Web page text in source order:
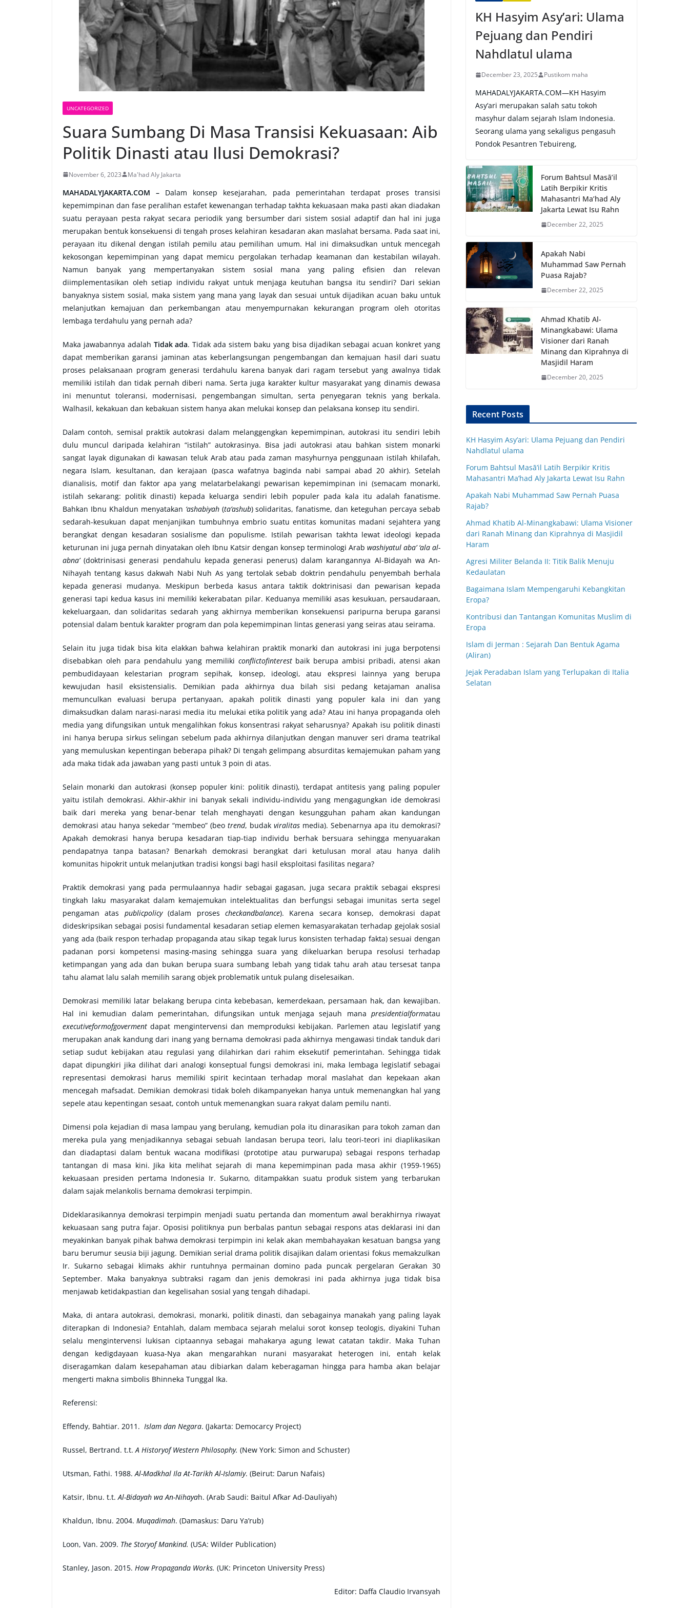
UNCATEGORIZED
Suara Sumbang Di Masa Transisi Kekuasaan: Aib
Politik Dinasti atau Ilusi Demokrasi?
November 6, 2023 Ma'had Aly Jakarta
MAHADALYJAKARTA.COM – Dalam konsep kesejarahan, pada pemerintahan terdapat proses transisi
kepemimpinan dan fase peralihan estafet kewenangan terhadap takhta kekuasaan maka pasti akan diadakan
suatu perayaan pesta rakyat secara periodik yang bersumber dari sistem sosial adaptif dan hal ini juga
merupakan bentuk konsekuensi di tengah proses kelahiran kesadaran akan maslahat bersama. Pada saat ini,
perayaan itu dikenal dengan istilah pemilu atau pemilihan umum. Hal ini dimaksudkan untuk mencegah
kekosongan kepemimpinan yang dapat memicu pergolakan terhadap keamanan dan kestabilan wilayah.
Namun banyak yang mempertanyakan sistem sosial mana yang paling efisien dan relevan
diimplementasikan oleh setiap individu rakyat untuk menjaga keutuhan bangsa itu sendiri? Dari sekian
banyaknya sistem sosial, maka sistem yang mana yang layak dan sesuai untuk dijadikan acuan baku untuk
melanjutkan kemajuan dan perkembangan atau menyempurnakan kekurangan program oleh otoritas
lembaga terdahulu yang pernah ada?
Maka jawabannya adalah Tidak ada. Tidak ada sistem baku yang bisa dijadikan sebagai acuan konkret yang
dapat memberikan garansi jaminan atas keberlangsungan pengembangan dan kemajuan hasil dari suatu
proses pelaksanaan program generasi terdahulu karena banyak dari ragam tersebut yang awalnya tidak
memiliki istilah dan tidak pernah diberi nama. Serta juga karakter kultur masyarakat yang dinamis dewasa
ini menuntut toleransi, modernisasi, pengembangan simultan, serta penyegaran teknis yang berkala.
Walhasil, kekakuan dan kebakuan sistem hanya akan melukai konsep dan pelaksana konsep itu sendiri.
Dalam contoh, semisal praktik autokrasi dalam melanggengkan kepemimpinan, autokrasi itu sendiri lebih
dulu muncul daripada kelahiran “istilah” autokrasinya. Bisa jadi autokrasi atau bahkan sistem monarki
sangat layak digunakan di kawasan teluk Arab atau pada zaman masyhurnya penggunaan istilah khilafah,
negara Islam, kesultanan, dan kerajaan (pasca wafatnya baginda nabi sampai abad 20 akhir). Setelah
dianalisis, motif dan faktor apa yang melatarbelakangi pewarisan kepemimpinan ini (semacam monarki,
istilah sekarang: politik dinasti) kepada keluarga sendiri lebih populer pada kala itu adalah fanatisme.
Bahkan Ibnu Khaldun menyatakan ‘ashabiyah(ta’ashub) solidaritas, fanatisme, dan keteguhan percaya sebab
sedarah-kesukuan dapat menjanjikan tumbuhnya embrio suatu entitas komunitas madani sejahtera yang
berangkat dengan kesadaran sosialisme dan populisme. Istilah pewarisan takhta lewat ideologi kepada
keturunan ini juga pernah dinyatakan oleh Ibnu Katsir dengan konsep terminologi Arab washiyatul aba’ ‘ala al-
abna’(doktrinisasi generasi pendahulu kepada generasi penerus) dalam karangannya Al-Bidayah wa An-
Nihayah tentang kasus dakwah Nabi Nuh As yang tertolak sebab doktrin pendahulu penyembah berhala
kepada generasi mudanya. Meskipun berbeda kasus antara taktik doktrinisasi dan pewarisan kepada
generasi tapi kedua kasus ini memiliki kekerabatan pilar. Keduanya memiliki asas kesukuan, persaudaraan,
kekeluargaan, dan solidaritas sedarah yang akhirnya memberikan konsekuensi paripurna berupa garansi
potensial dalam bentuk karakter program dan pola kepemimpinan lintas generasi yang seiras atau seirama.
Selain itu juga tidak bisa kita elakkan bahwa kelahiran praktik monarki dan autokrasi ini juga berpotensi
disebabkan oleh para pendahulu yang memiliki conflictofinterestbaik berupa ambisi pribadi, atensi akan
pembudidayaan kelestarian program sepihak, konsep, ideologi, atau ekspresi lainnya yang berupa
kewujudan hasil eksistensialis. Demikian pada akhirnya dua bilah sisi pedang ketajaman analisa
memunculkan evaluasi berupa pertanyaan, apakah politik dinasti yang populer kala ini dan yang
dimaksudkan dalam narasi-narasi media itu melukai etika politik yang ada? Atau ini hanya propaganda oleh
media yang difungsikan untuk mengalihkan fokus konsentrasi rakyat seharusnya? Apakah isu politik dinasti
ini hanya berupa sirkus selingan sebelum pada akhirnya dilanjutkan dengan manuver seri drama teatrikal
yang memuluskan kepentingan beberapa pihak? Di tengah gelimpang absurditas kemajemukan paham yang
ada maka tidak ada jawaban yang pasti untuk 3 poin di atas.
Selain monarki dan autokrasi (konsep populer kini: politik dinasti), terdapat antitesis yang paling populer
yaitu istilah demokrasi. Akhir-akhir ini banyak sekali individu-individu yang mengagungkan ide demokrasi
baik dari mereka yang benar-benar telah menghayati dengan kesungguhan paham akan kandungan
demokrasi atau hanya sekedar “membeo” (beo trend, budak viralitas media). Sebenarnya apa itu demokrasi?
Apakah demokrasi hanya berupa kesadaran tiap-tiap individu berhak bersuara sehingga menyuarakan
pendapatnya tanpa batasan? Benarkah demokrasi berangkat dari ketulusan moral atau hanya dalih
komunitas hipokrit untuk melanjutkan tradisi kongsi bagi hasil eksploitasi fasilitas negara?
Praktik demokrasi yang pada permulaannya hadir sebagai gagasan, juga secara praktik sebagai ekspresi
tingkah laku masyarakat dalam kemajemukan intelektualitas dan berfungsi sebagai imunitas serta segel
pengaman atas publicpolicy(dalam prosescheckandbalance). Karena secara konsep, demokrasi dapat
dideskripsikan sebagai posisi fundamental kesadaran setiap elemen kemasyarakatan terhadap gejolak sosial
yang ada (baik respon terhadap propaganda atau sikap tegak lurus konsisten terhadap fakta) sesuai dengan
padanan porsi kompetensi masing-masing sehingga suara yang dikeluarkan berupa resolusi terhadap
ketimpangan yang ada dan bukan berupa suara sumbang lebah yang tidak tahu arah atau tersesat tanpa
tahu alamat lalu salah memilih sarang objek problematik untuk pulang diselesaikan.
Demokrasi memiliki latar belakang berupa cinta kebebasan, kemerdekaan, persamaan hak, dan kewajiban.
Hal ini kemudian dalam pemerintahan, difungsikan untuk menjaga sejauh mana presidentialformatau
executiveformofgoverment dapat mengintervensi dan memproduksi kebijakan. Parlemen atau legislatif yang
merupakan anak kandung dari inang yang bernama demokrasi pada akhirnya mengawasi tindak tanduk dari
setiap sudut kebijakan atau regulasi yang dilahirkan dari rahim eksekutif pemerintahan. Sehingga tidak
dapat dipungkiri jika dilihat dari analogi konseptual fungsi demokrasi ini, maka lembaga legislatif sebagai
representasi demokrasi harus memiliki spirit kecintaan terhadap moral maslahat dan kepekaan akan
mencegah mafsadat. Demikian demokrasi tidak boleh dikampanyekan hanya untuk memenangkan hal yang
sepele atau kepentingan sesaat, contoh untuk memenangkan suara rakyat dalam pemilu nanti.
Dimensi pola kejadian di masa lampau yang berulang, kemudian pola itu dinarasikan para tokoh zaman dan
mereka pula yang menjadikannya sebagai sebuah landasan berupa teori, lalu teori-teori ini diaplikasikan
dan diadaptasi dalam bentuk wacana modifikasi (prototipe atau purwarupa) sebagai respons terhadap
tantangan di masa kini. Jika kita melihat sejarah di mana kepemimpinan pada masa akhir (1959-1965)
kekuasaan presiden pertama Indonesia Ir. Sukarno, ditampakkan suatu produk sistem yang terbarukan
dalam sajak melankolis bernama demokrasi terpimpin.
Dideklarasikannya demokrasi terpimpin menjadi suatu pertanda dan momentum awal berakhirnya riwayat
kekuasaan sang putra fajar. Oposisi politiknya pun berbalas pantun sebagai respons atas deklarasi ini dan
meyakinkan banyak pihak bahwa demokrasi terpimpin ini kelak akan membahayakan kesatuan bangsa yang
baru berumur seusia biji jagung. Demikian serial drama politik disajikan dalam orientasi fokus memakzulkan
Ir. Sukarno sebagai klimaks akhir runtuhnya permainan domino pada puncak pergelaran Gerakan 30
September. Maka banyaknya subtraksi ragam dan jenis demokrasi ini pada akhirnya juga tidak bisa
menjawab ketidakpastian dan kegelisahan sosial yang tengah dihadapi.
Maka, di antara autokrasi, demokrasi, monarki, politik dinasti, dan sebagainya manakah yang paling layak
diterapkan di Indonesia? Entahlah, dalam membaca sejarah melalui sorot konsep teologis, diyakini Tuhan
selalu mengintervensi lukisan ciptaannya sebagai mahakarya agung lewat catatan takdir. Maka Tuhan
dengan kedigdayaan kuasa-Nya akan mengarahkan nurani masyarakat heterogen ini, entah kelak
diseragamkan dalam kesepahaman atau dibiarkan dalam keberagaman hingga para hamba akan belajar
mengerti makna simbolis Bhinneka Tunggal Ika.
Referensi:
Effendy, Bahtiar. 2011. Islam dan Negara. (Jakarta: Democarcy Project)
Russel, Bertrand. t.t.A Historyof Western Philosophy. (New York: Simon and Schuster)
Utsman, Fathi. 1988.Al-Madkhal Ila At-Tarikh Al-Islamiy. (Beirut: Darun Nafais)
Katsir, Ibnu. t.t.Al-Bidayah wa An-Nihayah. (Arab Saudi: Baitul Afkar Ad-Dauliyah)
Khaldun, Ibnu. 2004. Muqadimah. (Damaskus: Daru Ya’rub)
Loon, Van. 2009. The Storyof Mankind. (USA: Wilder Publication)
Stanley, Jason. 2015. How Propaganda Works. (UK: Princeton University Press)
Editor: Daffa Claudio Irvansyah
KH Hasyim Asy’ari: Ulama
Pejuang dan Pendiri
Nahdlatul ulama
December 23, 2025 Pustikom maha
MAHADALYJAKARTA.COM—KH Hasyim
Asy’ari merupakan salah satu tokoh
masyhur dalam sejarah Islam Indonesia.
Seorang ulama yang sekaligus pengasuh
Pondok Pesantren Tebuireng,
Forum Bahtsul Masā’il
Latih Berpikir Kritis
Mahasantri Ma’had Aly
Jakarta Lewat Isu Rahn
December 22, 2025
Apakah Nabi
Muhammad Saw Pernah
Puasa Rajab?
December 22, 2025
Ahmad Khatib Al-
Minangkabawi: Ulama
Visioner dari Ranah
Minang dan Kiprahnya di
Masjidil Haram
December 20, 2025
Recent Posts
KH Hasyim Asy’ari: Ulama Pejuang dan Pendiri
Nahdlatul ulama
Forum Bahtsul Masā’il Latih Berpikir Kritis
Mahasantri Ma’had Aly Jakarta Lewat Isu Rahn
Apakah Nabi Muhammad Saw Pernah Puasa
Rajab?
Ahmad Khatib Al-Minangkabawi: Ulama Visioner
dari Ranah Minang dan Kiprahnya di Masjidil
Haram
Agresi Militer Belanda II: Titik Balik Menuju
Kedaulatan
Bagaimana Islam Mempengaruhi Kebangkitan
Eropa?
Kontribusi dan Tantangan Komunitas Muslim di
Eropa
Islam di Jerman : Sejarah Dan Bentuk Agama
(Aliran)
Jejak Peradaban Islam yang Terlupakan di Italia
Selatan